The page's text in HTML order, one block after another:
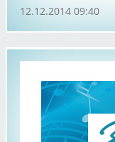
12.12.2014 09:40